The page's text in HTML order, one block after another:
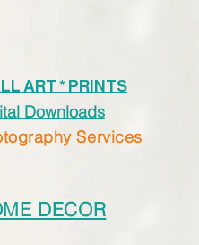
ART * PRINTS
Downloads
Services
DECOR